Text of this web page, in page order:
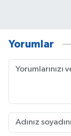
Yorumlar